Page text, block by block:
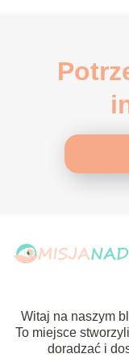
Witaj na naszym
To miejsce
doradzać i